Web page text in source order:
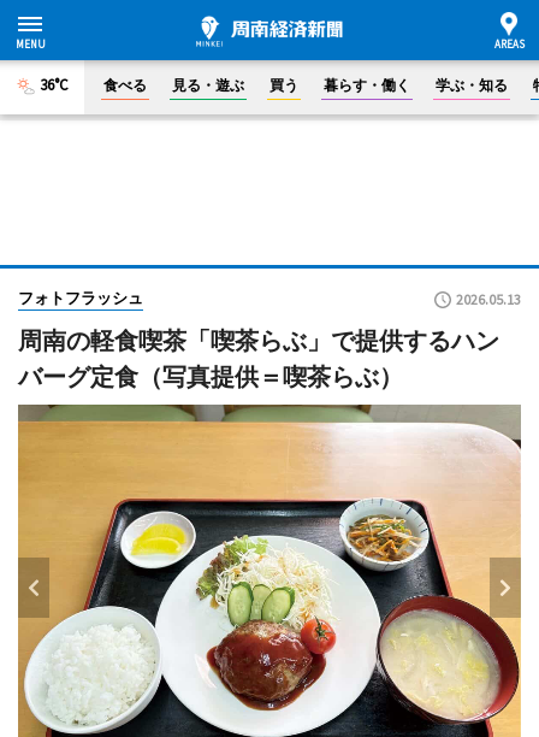
36°C 食べる 見る・遊ぶ 買う 暮らす・働く 学ぶ・知る
フォトフラッシュ 2026.05.13
周南の軽食喫茶「喫茶らぶ」で提供するハン
バーグ定食（写真提供＝喫茶らぶ）